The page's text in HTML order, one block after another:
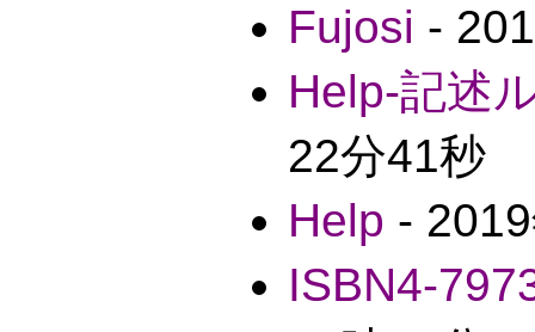
Fujosi -
Help-記述
22分41秒
Help -
ISBN4-